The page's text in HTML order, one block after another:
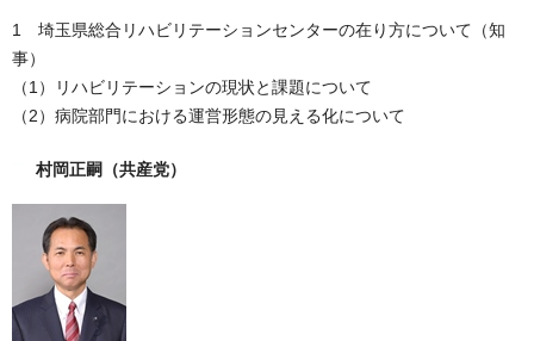
1 埼玉県総合リハビリテーションセンターの在り方について（知
事）
（1）リハビリテーションの現状と課題について
（2）病院部門における運営形態の見える化について
村岡正嗣 （共産党）